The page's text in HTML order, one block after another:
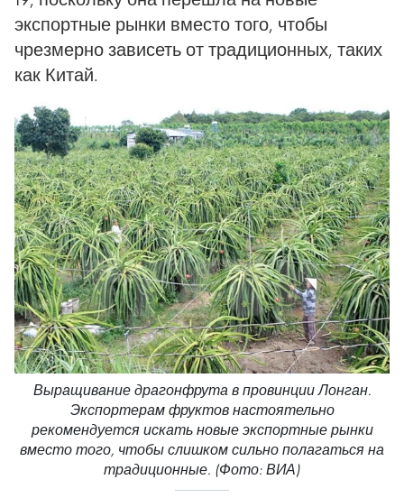
экспортные рынки вместо того, чтобы
чрезмерно зависеть от традиционных, таких
как Китай.
Выращивание драгонфрута в провинции Лонган.
Экспортерам фруктов настоятельно
рекомендуется искать новые экспортные рынки
вместо того, чтобы слишком сильно полагаться на
традиционные. (Фото: ВИА)